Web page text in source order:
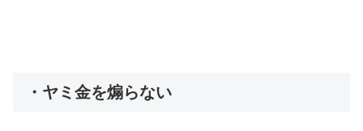
・ヤミ金を煽らない